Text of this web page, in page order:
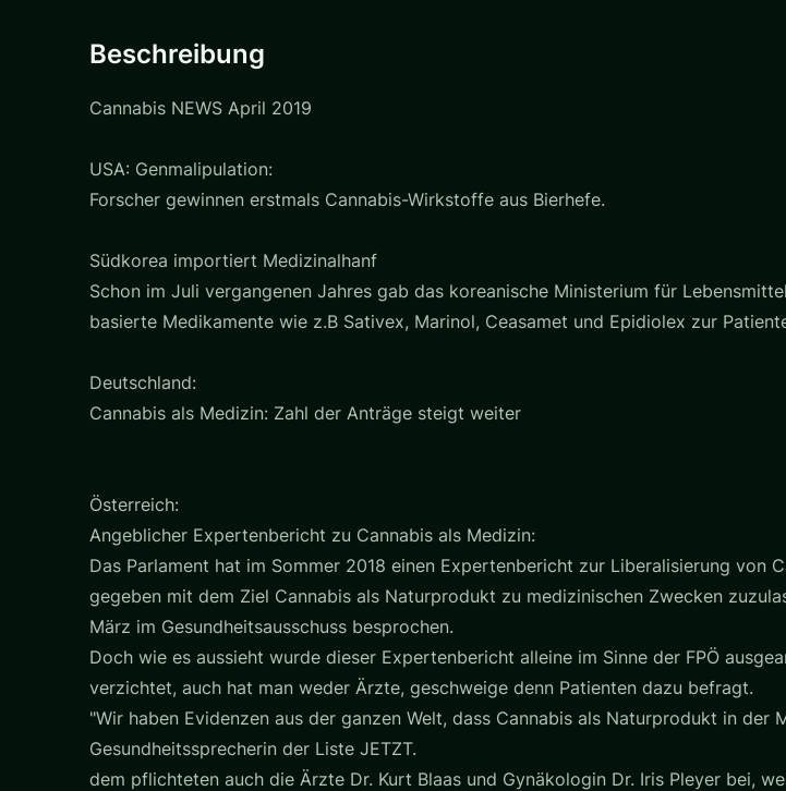
Beschreibung
Cannabis NEWS April 2019
USA: Genmalipulation:
Forscher gewinnen erstmals Cannabis-Wirkstoffe aus Bierhefe.
Südkorea importiert Medizinalhanf
Schon im Juli vergangenen Jahres gab das koreanische Ministerium für
basierte Medikamente wie z.B Sativex, Marinol, Ceasamet und Epidiolex zur
Deutschland:
Cannabis als Medizin: Zahl der Anträge steigt weiter
Österreich:
Angeblicher Expertenbericht zu Cannabis als Medizin:
Das Parlament hat im Sommer 2018 einen Expertenbericht zur Liberalisierung von
gegeben mit dem Ziel Cannabis als Naturprodukt zu medizinischen Zwecken
März im Gesundheitsausschuss besprochen.
Doch wie es aussieht wurde dieser Expertenbericht alleine im Sinne der FPÖ
verzichtet, auch hat man weder Ärzte, geschweige denn Patienten dazu befragt.
"Wir haben Evidenzen aus der ganzen Welt, dass Cannabis als Naturprodukt in
Gesundheitssprecherin der Liste JETZT.
dem pflichteten auch die Ärzte Dr. Kurt Blaas und Gynäkologin Dr. Iris Pleyer bei,